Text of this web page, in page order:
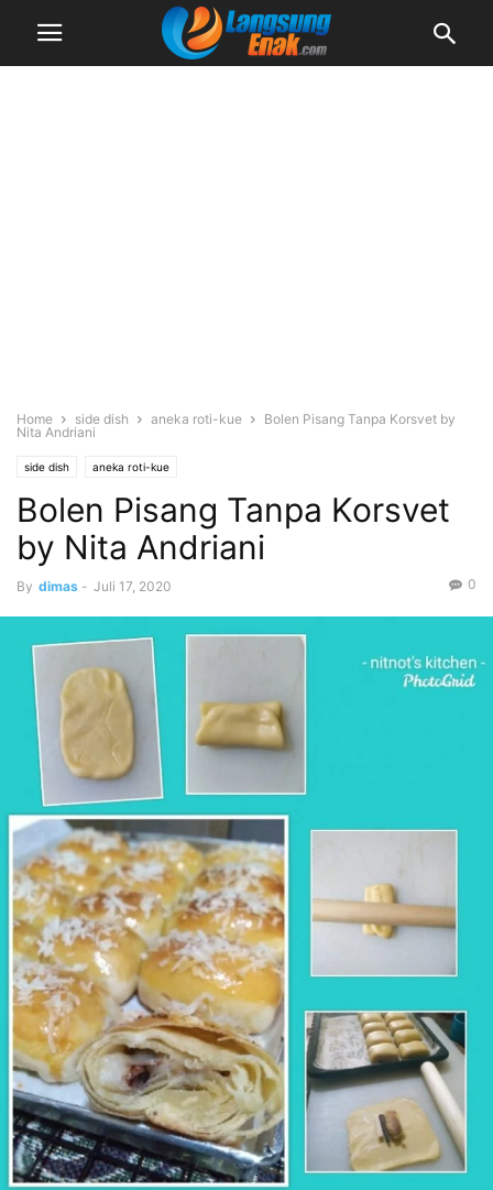
Home side dish aneka roti-kue
Bolen Pisang Tanpa Korsvet by
Nita Andriani
side dish aneka roti-kue
Bolen Pisang Tanpa Korsvet
by Nita Andriani
By dimas - Juli 17, 2020 0